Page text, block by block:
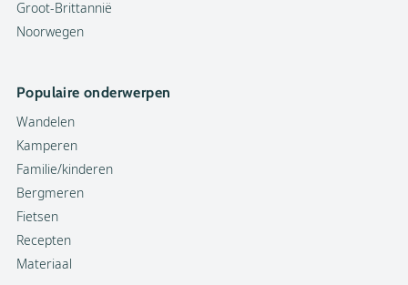
Groot-Brittannië
Noorwegen
Populaire onderwerpen
Wandelen
Kamperen
Familie/kinderen
Bergmeren
Fietsen
Recepten
Materiaal